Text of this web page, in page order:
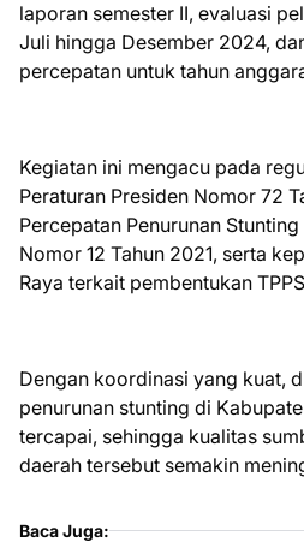
laporan semester II, evaluasi
Juli hingga Desember 2024,
percepatan untuk tahun
Kegiatan ini mengacu pada
Peraturan Presiden Nomor 72
Percepatan Penurunan
Nomor 12 Tahun 2021, serta
Raya terkait pembentukan
Dengan koordinasi yang kuat,
penurunan stunting di
tercapai, sehingga kualitas
daerah tersebut semakin
Baca Juga: